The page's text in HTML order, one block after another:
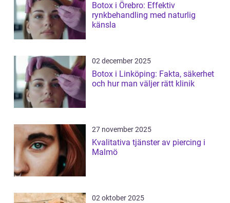
Botox i Örebro: Effektiv
rynkbehandling med naturlig
känsla
02 december 2025
Botox i Linköping: Fakta, säkerhet
och hur man väljer rätt klinik
27 november 2025
Kvalitativa tjänster av piercing i
Malmö
02 oktober 2025